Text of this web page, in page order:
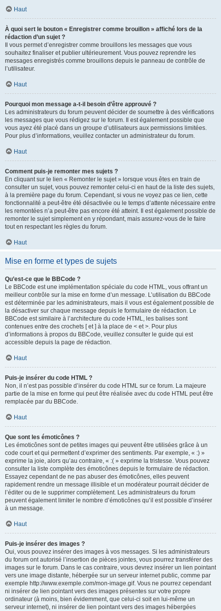
Haut
À quoi sert le bouton « Enregistrer comme brouillon » affiché lors de la
rédaction d’un sujet ?
Il vous permet d’enregistrer comme brouillons les messages que vous
souhaitez finaliser et publier ultérieurement. Vous pouvez reprendre les
messages enregistrés comme brouillons depuis le panneau de contrôle de
l’utilisateur.
Haut
Pourquoi mon message a-t-il besoin d’être approuvé ?
Les administrateurs du forum peuvent décider de soumettre à des vérifications
les messages que vous rédigez sur le forum. Il est également possible que
vous ayez été placé dans un groupe d’utilisateurs aux permissions limitées.
Pour plus d’informations, veuillez contacter un administrateur du forum.
Haut
Comment puis-je remonter mes sujets ?
En cliquant sur le lien « Remonter le sujet » lorsque vous êtes en train de
consulter un sujet, vous pouvez remonter celui-ci en haut de la liste des sujets,
à la première page du forum. Cependant, si vous ne voyez pas ce lien, cette
fonctionnalité a peut-être été désactivée ou le temps d’attente nécessaire entre
les remontées n’a peut-être pas encore été atteint. Il est également possible de
remonter le sujet simplement en y répondant, mais assurez-vous de le faire
tout en respectant les règles du forum.
Haut
Mise en forme et types de sujets
Qu’est-ce que le BBCode ?
Le BBCode est une implémentation spéciale du code HTML, vous offrant un
meilleur contrôle sur la mise en forme d’un message. L’utilisation du BBCode
est déterminée par les administrateurs, mais il vous est également possible de
la désactiver sur chaque message depuis le formulaire de rédaction. Le
BBCode est similaire à l’architecture du code HTML, les balises sont
contenues entre des crochets [ et ] à la place de < et >. Pour plus
d’informations à propos du BBCode, veuillez consulter le guide qui est
accessible depuis la page de rédaction.
Haut
Puis-je insérer du code HTML ?
Non, il n’est pas possible d’insérer du code HTML sur ce forum. La majeure
partie de la mise en forme qui peut être réalisée avec du code HTML peut être
remplacée par du BBCode.
Haut
Que sont les émoticônes ?
Les émoticônes sont de petites images qui peuvent être utilisées grâce à un
code court et qui permettent d’exprimer des sentiments. Par exemple, « :) »
exprime la joie, alors qu’au contraire, « :( » exprime la tristesse. Vous pouvez
consulter la liste complète des émoticônes depuis le formulaire de rédaction.
Essayez cependant de ne pas abuser des émoticônes, elles peuvent
rapidement rendre un message illisible et un modérateur pourrait décider de
l’éditer ou de le supprimer complètement. Les administrateurs du forum
peuvent également limiter le nombre d’émoticônes qu’il est possible d’insérer
à un message.
Haut
Puis-je insérer des images ?
Oui, vous pouvez insérer des images à vos messages. Si les administrateurs
du forum ont autorisé l’insertion de pièces jointes, vous pourrez transférer des
images sur le forum. Dans le cas contraire, vous devrez insérer un lien pointant
vers une image distante, hébergée sur un serveur internet public, comme par
exemple http://www.exemple.com/mon-image.gif. Vous ne pourrez cependant
ni insérer de lien pointant vers des images présentes sur votre propre
ordinateur (à moins, bien évidemment, que celui-ci soit en lui-même un
serveur internet), ni insérer de lien pointant vers des images hébergées